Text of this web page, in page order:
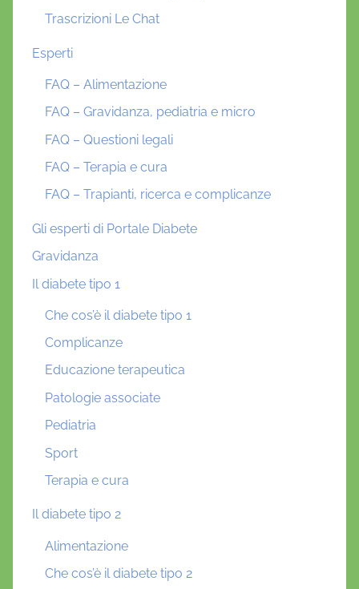
Trascrizioni Le Chat
Esperti
FAQ – Alimentazione
FAQ – Gravidanza, pediatria e micro
FAQ – Questioni legali
FAQ – Terapia e cura
FAQ – Trapianti, ricerca e complicanze
Gli esperti di Portale Diabete
Gravidanza
Il diabete tipo 1
Che cos’è il diabete tipo 1
Complicanze
Educazione terapeutica
Patologie associate
Pediatria
Sport
Terapia e cura
Il diabete tipo 2
Alimentazione
Che cos’è il diabete tipo 2